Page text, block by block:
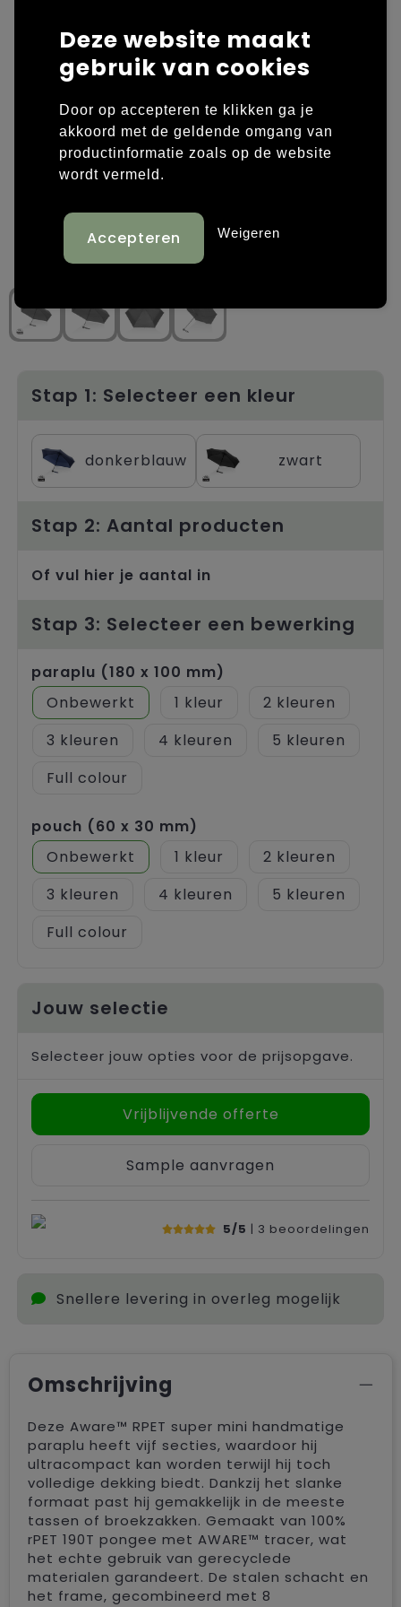
Laptop hoezen en tassen
Overige tassen
Papieren tassen
Promotietassen
Rugzakken
Strandtassen
Trolleys
Overige kleding
Polo's
Sweaters bedrukken
T-shirts bedrukken
Schoenen bedrukken
Stap 1: Selecteer een kleur
donkerblauw zwart
Stap 2: Aantal producten
Of vul hier je aantal in
Stap 3: Selecteer een bewerking
paraplu (180 x 100 mm)
Onbewerkt
1
2
3
4
5
Full colour
pouch (60 x 30 mm)
Onbewerkt
1
2
3
4
5
Full colour
Jouw selectie
Selecteer jouw opties voor de prijsopgave.
Vrijblijvende offerte
Sample aanvragen
5/5 | 3 beoordelingen
Snellere levering in overleg mogelijk
Omschrijving
Deze Aware™ RPET super mini handmatige
paraplu heeft vijf secties, waardoor hij
ultracompact kan worden terwijl hij toch
volledige dekking biedt. Dankzij het slanke
formaat past hij gemakkelijk in de meeste
tassen of broekzakken. Gemaakt van 100%
rPET 190T pongee met AWARE™ tracer, wat
het echte gebruik van gerecyclede
materialen garandeert. De stalen schacht en
het frame, gecombineerd met 8
Deze website maakt
gebruik van cookies
Door op accepteren te klikken ga je
akkoord met de geldende omgang van
productinformatie zoals op de website
wordt vermeld.
Weigeren